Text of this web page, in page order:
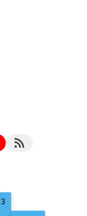
RSS Feed